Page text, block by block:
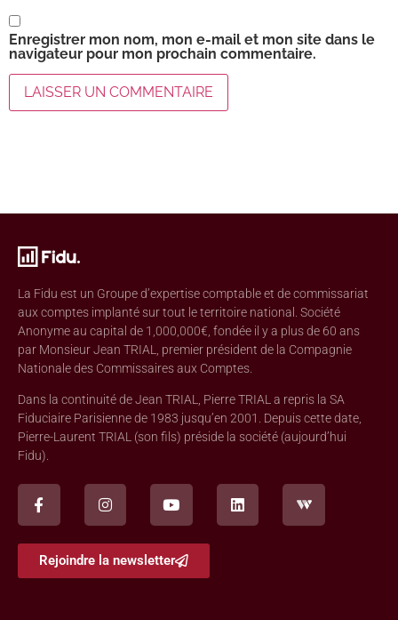
Enregistrer mon nom, mon e-mail et mon site dans le
navigateur pour mon prochain commentaire.
La Fidu est un Groupe d’expertise comptable et de commissariat
aux comptes implanté sur tout le territoire national. Société
Anonyme au capital de 1,000,000€, fondée il y a plus de 60 ans
par Monsieur Jean TRIAL, premier président de la Compagnie
Nationale des Commissaires aux Comptes.
Dans la continuité de Jean TRIAL, Pierre TRIAL a repris la SA
Fiduciaire Parisienne de 1983 jusqu’en 2001. Depuis cette date,
Pierre-Laurent TRIAL (son fils) préside la société (aujourd’hui
Fidu).
Rejoindre la newsletter